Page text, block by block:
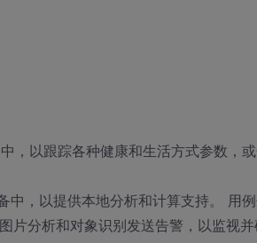
，以跟踪各种健康和生活方式参数，
中，以提供本地分析和计算支持。 用
片分析和对象识别发送告警，以监视并